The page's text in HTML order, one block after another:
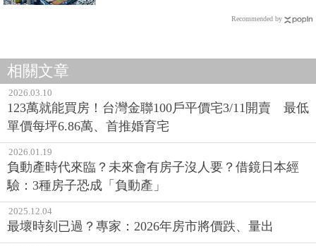
Recommended by
相關文章
2026.03.10
123萬就能買房！台灣金聯100戶平價宅3/11開賣 最低
單價每坪6.86萬、首推婚育宅
2026.01.19
負動產時代來臨？未來會有房子沒人要？借鏡日本經
驗：3種房子恐成「負動產」
2025.12.04
最壞時刻已過？專家：2026年房市將價跌、量出